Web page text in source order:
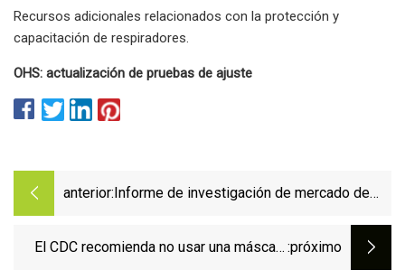
Recursos adicionales relacionados con la protección y
capacitación de respiradores.
OHS: actualización de pruebas de ajuste
anterior: Informe de investigación de mercado de
El CDC recomienda no usar una máscara :próximo